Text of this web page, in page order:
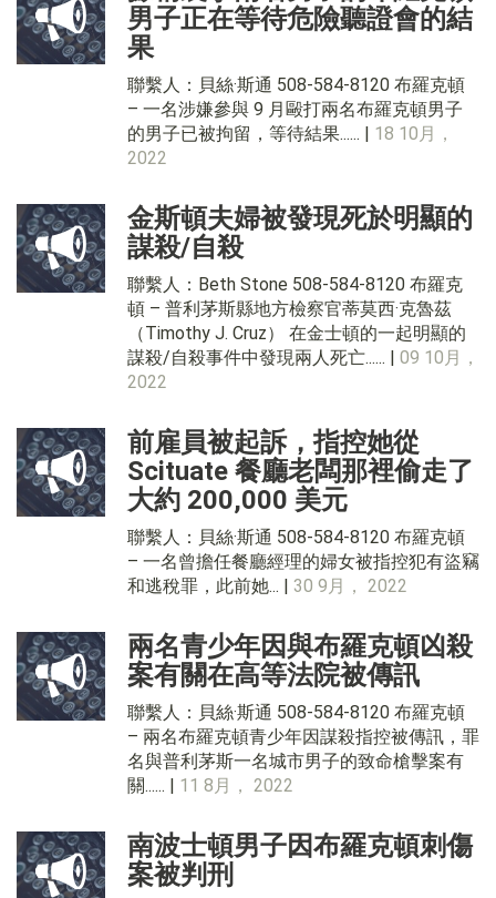
男子正在等待危險聽證會的結
果
聯繫人：貝絲·斯通 508-584-8120 布羅克頓
– 一名涉嫌參與 9 月毆打兩名布羅克頓男子
的男子已被拘留，等待結果...... | 18 10月，
2022
金斯頓夫婦被發現死於明顯的
謀殺/自殺
聯繫人：Beth Stone 508-584-8120 布羅克
頓 – 普利茅斯縣地方檢察官蒂莫西·克魯茲
（Timothy J. Cruz） 在金士頓的一起明顯的
謀殺/自殺事件中發現兩人死亡...... | 09 10月，
2022
前雇員被起訴，指控她從
Scituate 餐廳老闆那裡偷走了
大約 200,000 美元
聯繫人：貝絲·斯通 508-584-8120 布羅克頓
– 一名曾擔任餐廳經理的婦女被指控犯有盜竊
和逃稅罪，此前她... | 30 9月， 2022
兩名青少年因與布羅克頓凶殺
案有關在高等法院被傳訊
聯繫人：貝絲·斯通 508-584-8120 布羅克頓
– 兩名布羅克頓青少年因謀殺指控被傳訊，罪
名與普利茅斯一名城市男子的致命槍擊案有
關...... | 11 8月， 2022
南波士頓男子因布羅克頓刺傷
案被判刑